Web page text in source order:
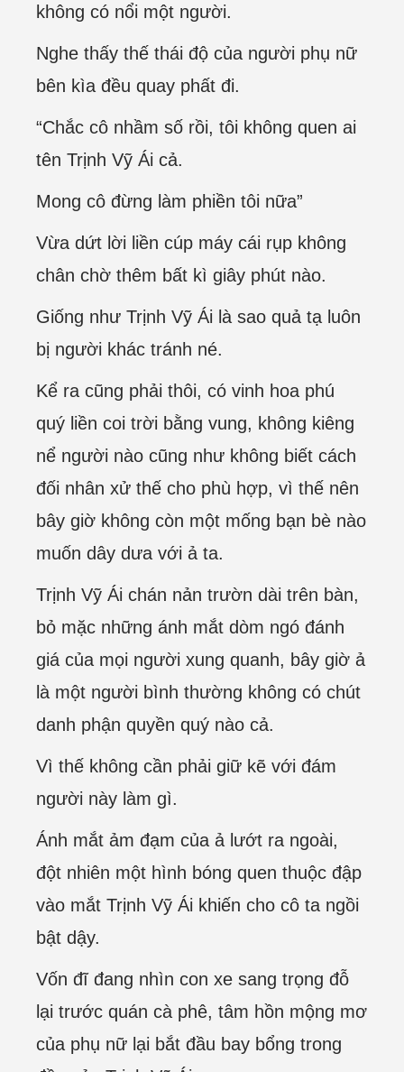
không có nổi một người.
Nghe thấy thế thái độ của người phụ nữ
bên kìa đều quay phất đi.
“Chắc cô nhầm số rồi, tôi không quen ai
tên Trịnh Vỹ Ái cả.
Mong cô đừng làm phiền tôi nữa”
Vừa dứt lời liền cúp máy cái rụp không
chân chờ thêm bất kì giây phút nào.
Giống như Trịnh Vỹ Ái là sao quả tạ luôn
bị người khác tránh né.
Kể ra cũng phải thôi, có vinh hoa phú
quý liền coi trời bằng vung, không kiêng
nể người nào cũng như không biết cách
đối nhân xử thế cho phù hợp, vì thế nên
bây giờ không còn một mống bạn bè nào
muốn dây dưa với ả ta.
Trịnh Vỹ Ái chán nản trườn dài trên bàn,
bỏ mặc những ánh mắt dòm ngó đánh
giá của mọi người xung quanh, bây giờ ả
là một người bình thường không có chút
danh phận quyền quý nào cả.
Vì thế không cần phải giữ kẽ với đám
người này làm gì.
Ánh mắt ảm đạm của ả lướt ra ngoài,
đột nhiên một hình bóng quen thuộc đập
vào mắt Trịnh Vỹ Ái khiến cho cô ta ngồi
bật dậy.
Vốn đĩ đang nhìn con xe sang trọng đỗ
lại trước quán cà phê, tâm hồn mộng mơ
của phụ nữ lại bắt đầu bay bổng trong